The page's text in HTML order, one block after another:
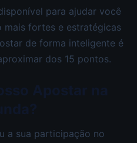
para ajudar você
mais fortes e estratégicas
de forma inteligente é
dos 15 pontos.
a sua participação no